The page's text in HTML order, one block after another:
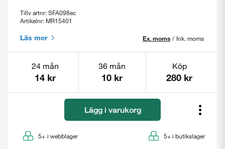
Tillv artnr: SFA098ec
Artikelnr: MR15401
Läs mer Ex. moms / Ink. moms
24 mån
14 kr
36 mån
10 kr
Köp
280 kr
Lägg i varukorg
5+ i webblager 5+ i butikslager